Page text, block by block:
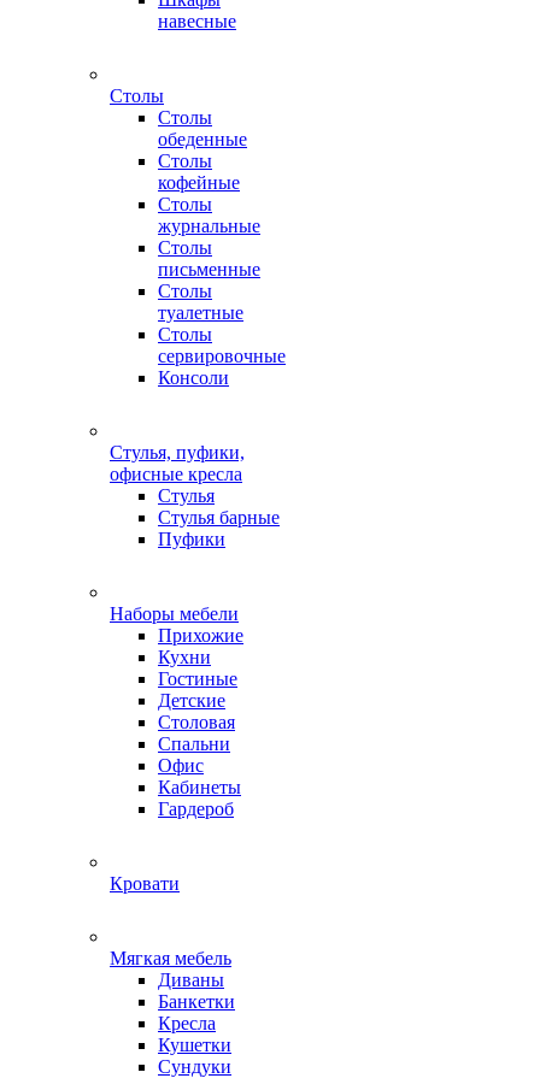
навесные
Столы
Столы
обеденные
Столы
кофейные
Столы
журнальные
Столы
письменные
Столы
туалетные
Столы
сервировочные
Консоли
Стулья, пуфики,
офисные кресла
Стулья
Стулья барные
Пуфики
Наборы мебели
Прихожие
Кухни
Гостиные
Детские
Столовая
Спальни
Офис
Кабинеты
Гардероб
Кровати
Мягкая мебель
Диваны
Банкетки
Кресла
Кушетки
Сундуки